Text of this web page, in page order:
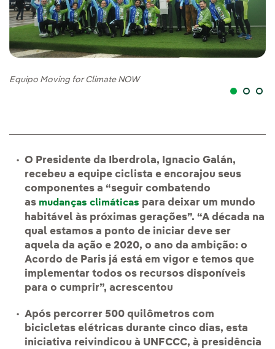
Equipo Moving for Climate NOW
O Presidente da Iberdrola, Ignacio Galán,
recebeu a equipe ciclista e encorajou seus
componentes a “seguir combatendo
as mudanças climáticas para deixar um mundo
habitável às próximas gerações”. “A década na
qual estamos a ponto de iniciar deve ser
aquela da ação e 2020, o ano da ambição: o
Acordo de Paris já está em vigor e temos que
implementar todos os recursos disponíveis
para o cumprir”, acrescentou
Após percorrer 500 quilômetros com
bicicletas elétricas durante cinco dias, esta
iniciativa reivindicou à UNFCCC, à presidência